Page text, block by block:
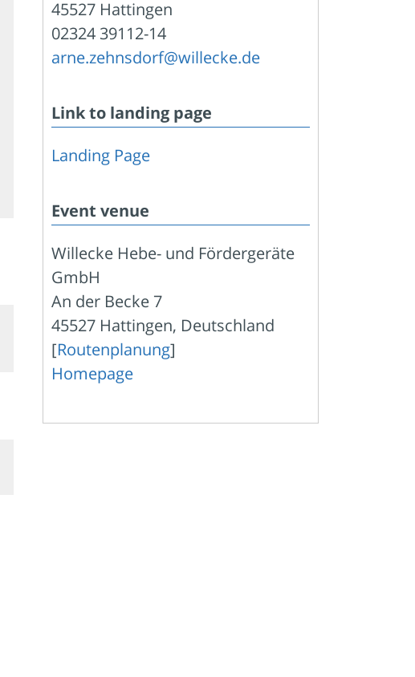
45527 Hattingen
02324 39112-14
arne.zehnsdorf@willecke.de
Link to landing page
Landing Page
Event venue
Willecke Hebe- und Fördergeräte
GmbH
An der Becke 7
45527 Hattingen, Deutschland
[Routenplanung]
Homepage